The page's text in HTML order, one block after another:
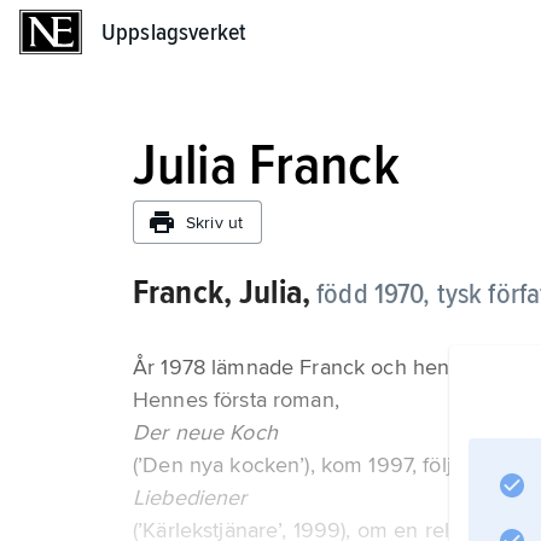
Uppslagsverket
Julia Franck
Skriv ut
Franck, Julia, född 1970, tysk
År 1978 lämnade Franck och hennes
Hennes första roman,
Der neue Koch
(’Den nya kocken’), kom 1997, följd av
Liebediener
(’Kärlekstjänare’, 1999), om en relation